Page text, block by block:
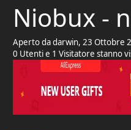
Niobux -
Aperto da darwin, 23 Ottobre
0 Utenti e 1 Visitatore stanno